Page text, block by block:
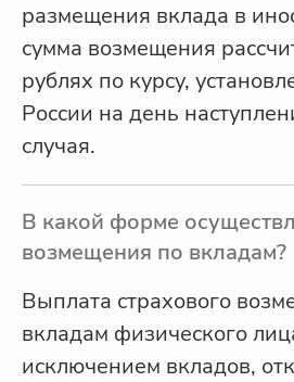
размещения вклада в
сумма возмещения
рублях по курсу,
России на день
случая.
В какой форме
возмещения по вкладам?
Выплата страхового
вкладам физического
исключением вкладов,